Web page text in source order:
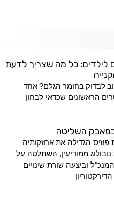
לילדים: כל מה שצריך לדעת
לבדוק בחומר הגלם? אחד
הראשונים שכדאי לבחון
במאבק השליטה
הגדילה את אחזקותיה
ממודיעין, השתלטה על
וביצעה שורת שינויים